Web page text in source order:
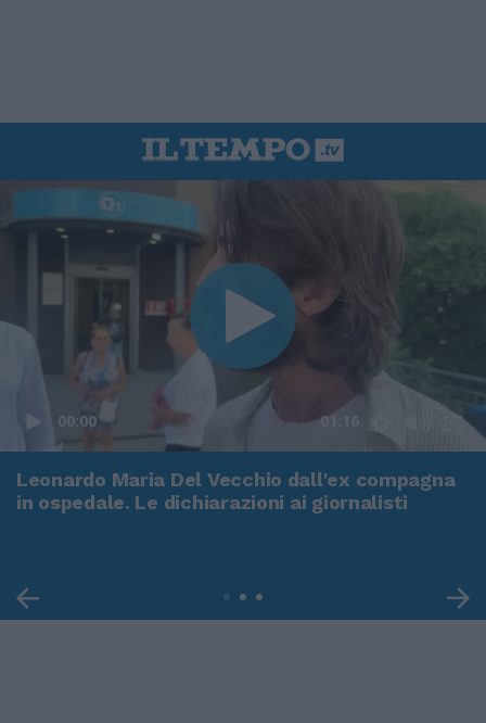
00:00 01:16
Leonardo Maria Del Vecchio dall'ex compagna
in ospedale. Le dichiarazioni ai giornalisti